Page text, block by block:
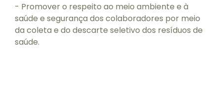
- Promover o respeito ao meio ambiente e à
saúde e segurança dos colaboradores por meio
da coleta e do descarte seletivo dos resíduos de
saúde.